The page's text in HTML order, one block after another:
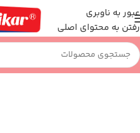
عبور به ناوبری
رفتن به محتوای اصلی
خانه نوشت افزار اتود